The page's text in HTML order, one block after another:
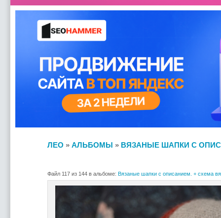
ЛЕО » АЛЬБОМЫ » ВЯЗАНЫЕ ШАПКИ С
Файл 117 из 144 в альбоме: Вязаные шапки с описанием. + схема